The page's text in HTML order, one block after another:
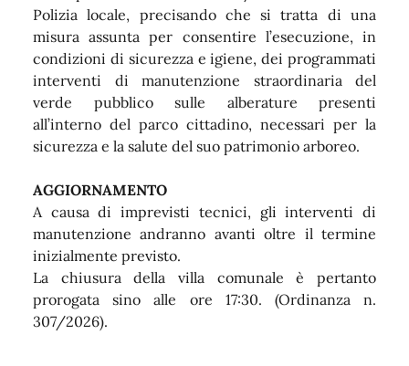
Polizia locale, precisando che si tratta di una
misura assunta per consentire l’esecuzione, in
condizioni di sicurezza e igiene, dei programmati
interventi di manutenzione straordinaria del
verde pubblico sulle alberature presenti
all’interno del parco cittadino, necessari per la
sicurezza e la salute del suo patrimonio arboreo.
AGGIORNAMENTO
A causa di imprevisti tecnici, gli interventi di
manutenzione andranno avanti oltre il termine
inizialmente previsto.
La chiusura della villa comunale è pertanto
prorogata sino alle ore 17:30. (Ordinanza n.
307/2026).